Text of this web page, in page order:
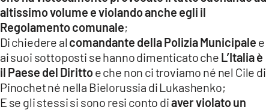
altissimo volume e violando anche egli il
Regolamento comunale;
Di chiedere al comandante della Polizia Municipale e
ai suoi sottoposti se hanno dimenticato che L’Italia è
il Paese del Dirittoe che non ci troviamo né nel Cile di
Pinochet né nella Bielorussia di Lukashenko;
E se gli stessi si sono resi conto diaver violato un